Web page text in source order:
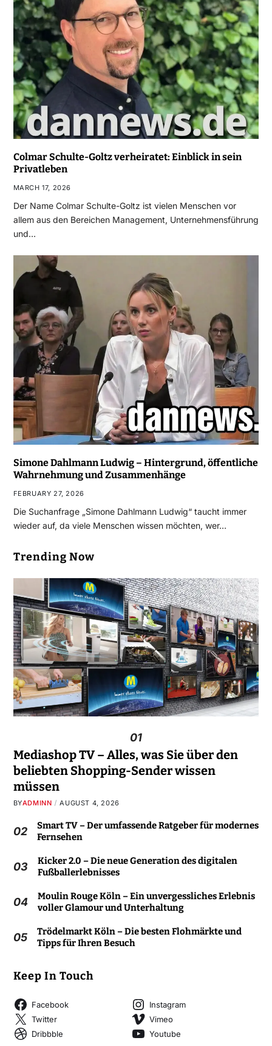
Colmar Schulte-Goltz verheiratet: Einblick in sein
Privatleben
MARCH 17, 2026
Der Name Colmar Schulte-Goltz ist vielen Menschen vor
allem aus den Bereichen Management, Unternehmensführung
und…
Simone Dahlmann Ludwig – Hintergrund, öffentliche
Wahrnehmung und Zusammenhänge
FEBRUARY 27, 2026
Die Suchanfrage „Simone Dahlmann Ludwig“ taucht immer
wieder auf, da viele Menschen wissen möchten, wer…
Trending Now
01
Mediashop TV – Alles, was Sie über den
beliebten Shopping-Sender wissen
müssen
BYADMINN AUGUST 4, 2026
02
Smart TV – Der umfassende Ratgeber für modernes
Fernsehen
03
Kicker 2.0 – Die neue Generation des digitalen
Fußballerlebnisses
04
Moulin Rouge Köln – Ein unvergessliches Erlebnis
voller Glamour und Unterhaltung
05
Trödelmarkt Köln – Die besten Flohmärkte und
Tipps für Ihren Besuch
Keep In Touch
Facebook
Instagram
Twitter
Vimeo
Dribbble
Youtube